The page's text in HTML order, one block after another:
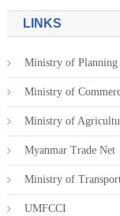
LINKS
Ministry of Planning
Ministry of
Ministry of
Myanmar Trade Net
Ministry of
UMFCCI